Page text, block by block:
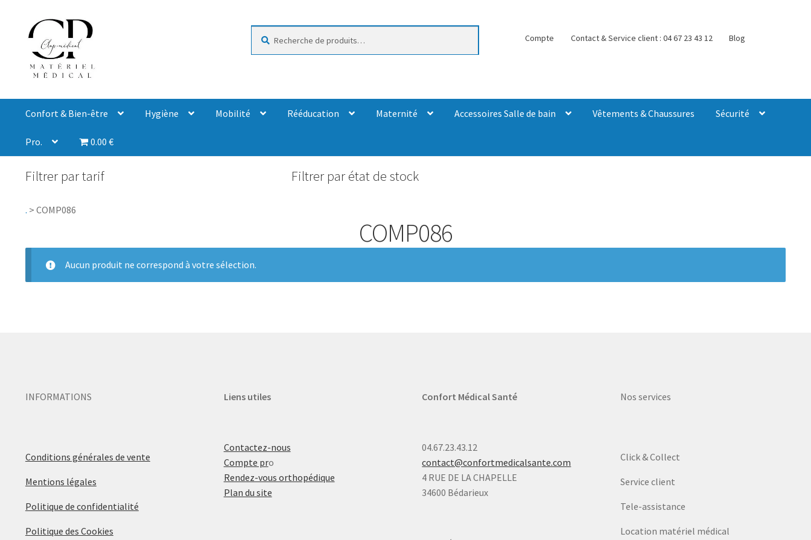
Compte Contact & Service client : 04 67 23 43 12 Blog
Confort & Bien-être Hygiène Mobilité Rééducation Maternité Accessoires Salle de bain Vêtements & Chaussures Sécurité
Pro. 0.00 €
Filtrer par tarif Filtrer par état de stock
. > COMP086
COMP086
Aucun produit ne correspond à votre sélection.
INFORMATIONS
Conditions générales de vente
Mentions légales
Politique de confidentialité
Politique des Cookies
Liens utiles
Contactez-nous
Compte pro
Rendez-vous orthopédique
Plan du site
Confort Médical Santé
04.67.23.43.12
contact@confortmedicalsante.com
4 RUE DE LA CHAPELLE
34600 Bédarieux
Nos services
Click & Collect
Service client
Tele-assistance
Location matériel médical